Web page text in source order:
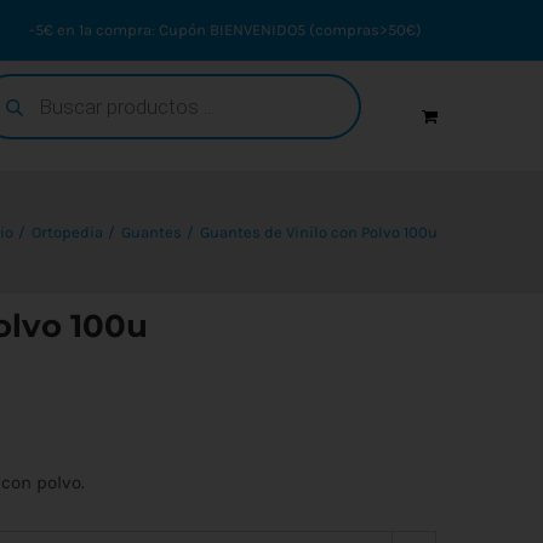
-5€ en 1ª compra: Cupón BIENVENIDO5 (compras>50€)
Ortopedia Guantes Guantes de Vinilo con Polvo 100u
100u
polvo.